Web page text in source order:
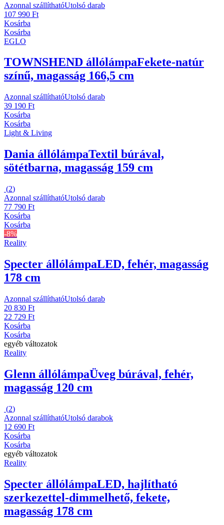
Azonnal szállíthatóUtolsó darab
107 990 Ft
Kosárba
Kosárba
EGLO
TOWNSHEND állólámpaFekete-natúr
színű, magasság 166,5 cm
Azonnal szállíthatóUtolsó darab
39 190 Ft
Kosárba
Kosárba
Light & Living
Dania állólámpaTextil búrával,
sötétbarna, magasság 159 cm
(2)
Azonnal szállíthatóUtolsó darab
77 790 Ft
Kosárba
Kosárba
-8%
Reality
Specter állólámpaLED, fehér, magasság
178 cm
Azonnal szállíthatóUtolsó darab
20 830 Ft
22 729 Ft
Kosárba
Kosárba
egyéb változatok
Reality
Glenn állólámpaÜveg búrával, fehér,
magasság 120 cm
(2)
Azonnal szállíthatóUtolsó darabok
12 690 Ft
Kosárba
Kosárba
egyéb változatok
Reality
Specter állólámpaLED, hajlítható
szerkezettel-dimmelhető, fekete,
magasság 178 cm